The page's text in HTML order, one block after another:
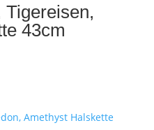
Tigereisen,
43cm